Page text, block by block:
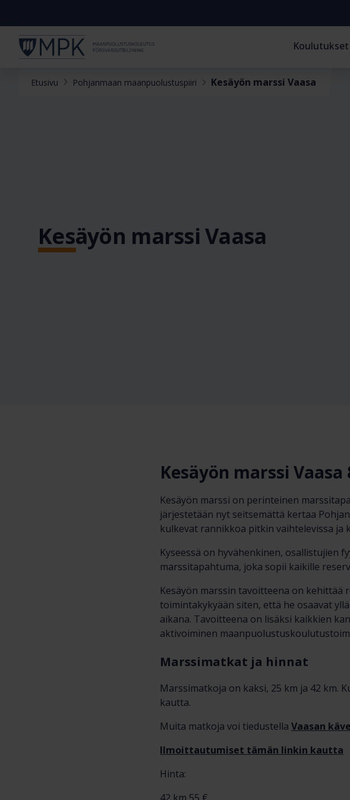
Koulutukset
Etusivu Pohjanmaan maanpuolustuspiiri Kesäyön marssi Vaasa
Kesäyön marssi Vaasa
Kesäyön marssi Vaasa
Kesäyön marssi on perinteinen
järjestetään nyt seitsemättä kertaa
kulkevat rannikkoa pitkin vaihtelevissa ja
Kyseessä on hyvähenkinen, osallistujien
marssitapahtuma, joka sopii kaikille
Kesäyön marssin tavoitteena on
toimintakykyään siten, että he osaavat
aikana. Tavoitteena on lisäksi kaikkien
aktivoiminen
Marssimatkat ja hinnat
Marssimatkoja on kaksi, 25 km ja 42 km.
kautta.
Muita matkoja voi tiedustella Vaasan
Ilmoittautumiset tämän linkin kautta
Hinta: